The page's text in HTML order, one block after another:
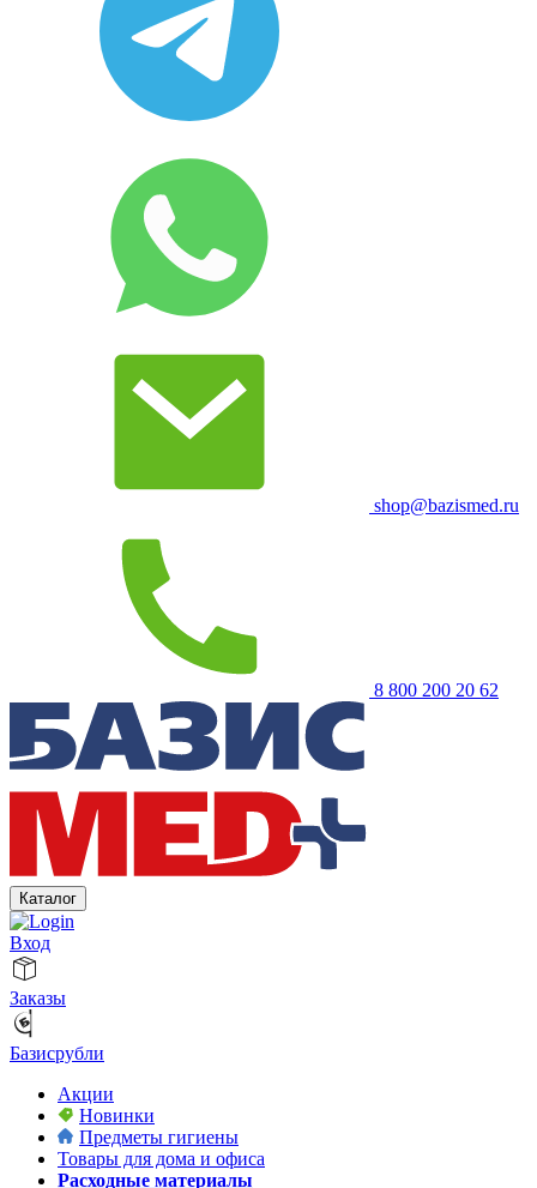
shop@bazismed.ru
8 800 200 20 62
Каталог
Вход
Заказы
Базисрубли
Акции
Новинки
Предметы гигиены
Товары для дома и офиса
Расходные материалы